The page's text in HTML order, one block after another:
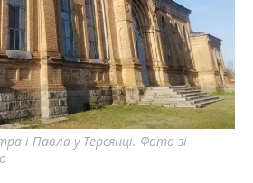
і Павла у Терсянці. Фото зі